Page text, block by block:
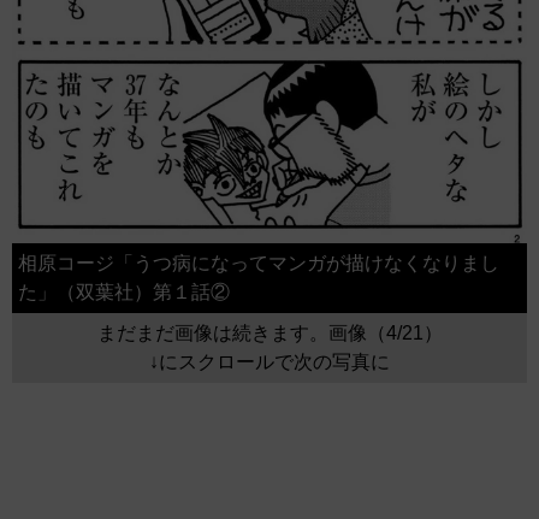
相原コージ「うつ病になってマンガが描けなくなりまし
た」（双葉社）第１話②
まだまだ画像は続きます。画像（4/21）
↓にスクロールで次の写真に